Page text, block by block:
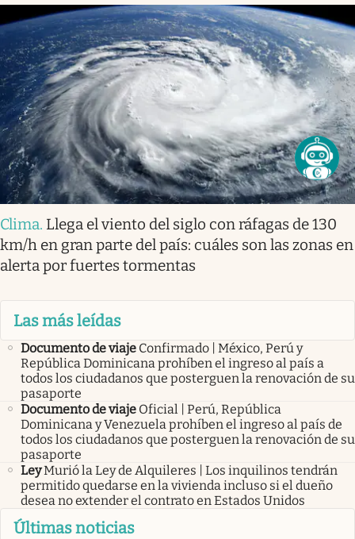
Clima. Llega el viento del siglo con ráfagas de 130
km/h en gran parte del país: cuáles son las zonas en
alerta por fuertes tormentas
Las más leídas
Documento de viaje Confirmado | México, Perú y
República Dominicana prohíben el ingreso al país a
todos los ciudadanos que posterguen la renovación de su
pasaporte
Documento de viaje Oficial | Perú, República
Dominicana y Venezuela prohíben el ingreso al país de
todos los ciudadanos que posterguen la renovación de su
pasaporte
LeyMurió la Ley de Alquileres | Los inquilinos tendrán
permitido quedarse en la vivienda incluso si el dueño
desea no extender el contrato en Estados Unidos
Últimas noticias